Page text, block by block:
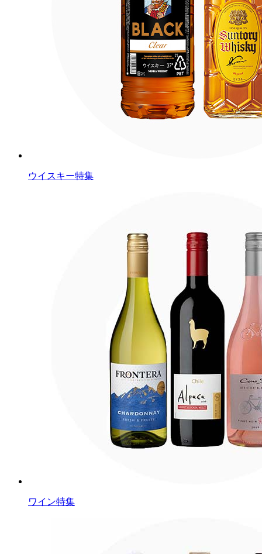
ウイスキー特集
ワイン特集